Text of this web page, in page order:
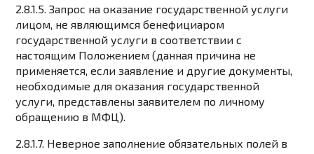
2.8.1.5. Запрос на оказание государственной услуги
лицом, не являющимся бенефициаром
государственной услуги в соответствии с
настоящим Положением (данная причина не
применяется, если заявление и другие документы,
необходимые для оказания государственной
услуги, представлены заявителем по личному
обращению в МФЦ).
2.8.1.7. Неверное заполнение обязательных полей в